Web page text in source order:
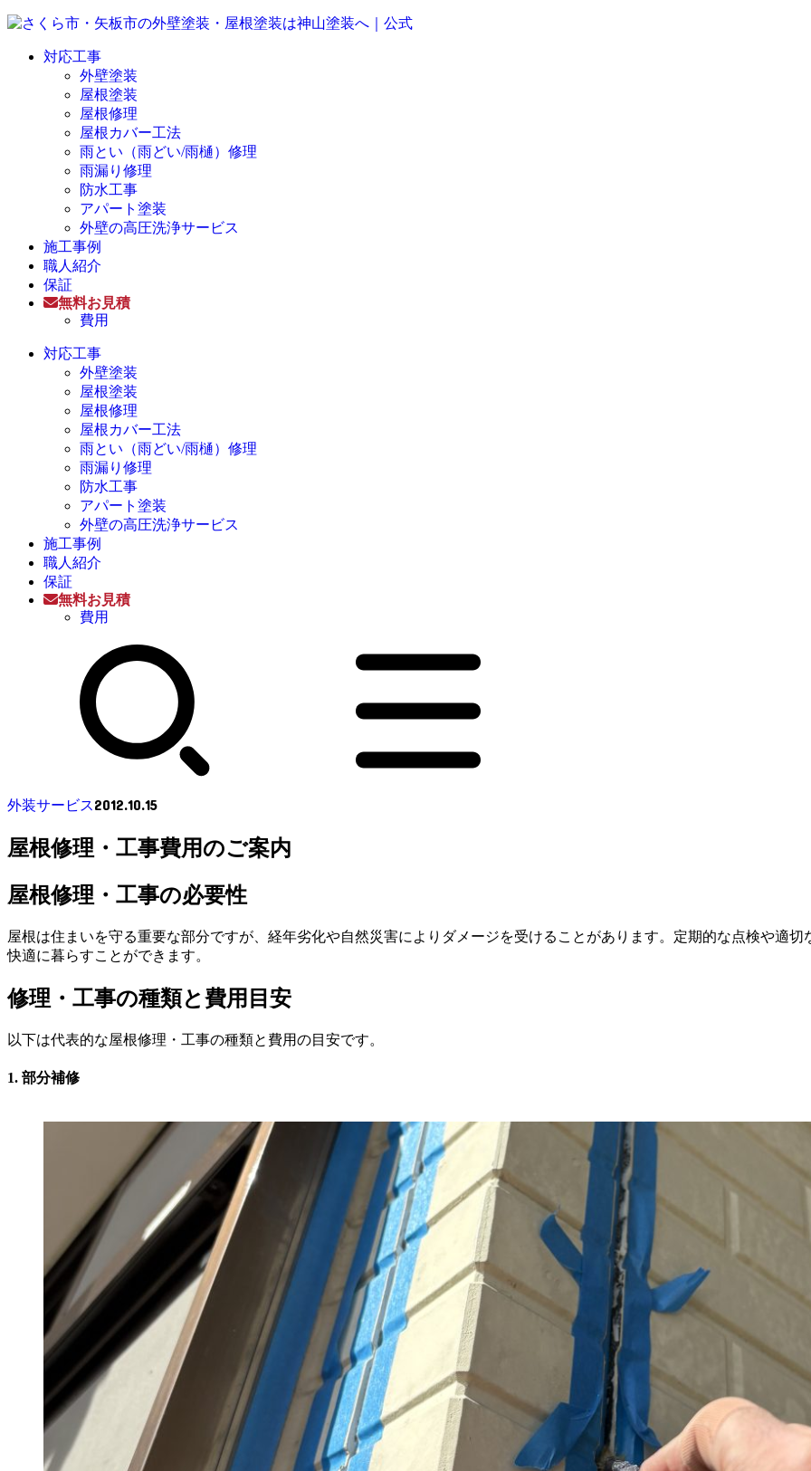
対応工事
外壁塗装
屋根塗装
屋根修理
屋根カバー工法
雨とい（雨どい/雨樋）修理
雨漏り修理
防水工事
アパート塗装
外壁の高圧洗浄サービス
施工事例
職人紹介
保証
無料お見積
費用
対応工事
外壁塗装
屋根塗装
屋根修理
屋根カバー工法
雨とい（雨どい/雨樋）修理
雨漏り修理
防水工事
アパート塗装
外壁の高圧洗浄サービス
施工事例
職人紹介
保証
無料お見積
費用
外装サービス2012.10.15
屋根修理・工事費用のご案内
屋根修理・工事の必要性
屋根は住まいを守る重要な部分ですが、経年劣化や自然災害によりダメージを受けることがあります。定期的な点検や適
快適に暮らすことができます。
修理・工事の種類と費用目安
以下は代表的な屋根修理・工事の種類と費用の目安です。
1. 部分補修